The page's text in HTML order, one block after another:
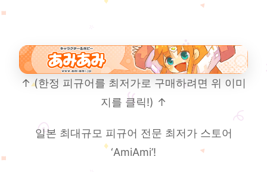
↑ (한정 피규어를 최저가로 구매하려면 위 이미
지를 클릭!) ↑
일본 최대규모 피규어 전문 최저가 스토어
‘AmiAmi’!